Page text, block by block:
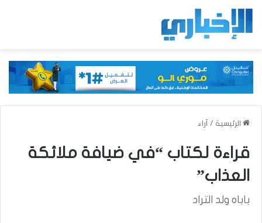
الرئيسية / آراء
قراءة لكتاب “في ضيافة ملائكة
العذاب”
باباه ولد التراد